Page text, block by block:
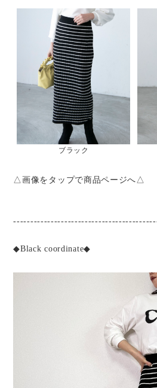
ブラック
△画像をタップで商品ページへ△
◆Black coordinate◆